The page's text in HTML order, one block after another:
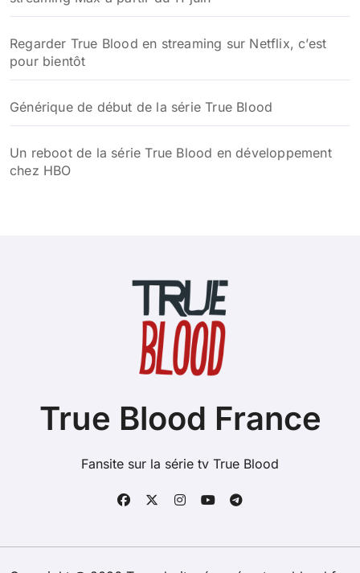
Regarder True Blood en streaming sur Netflix, c’est
pour bientôt
Générique de début de la série True Blood
Un reboot de la série True Blood en développement
chez HBO
True Blood France
Fansite sur la série tv True Blood